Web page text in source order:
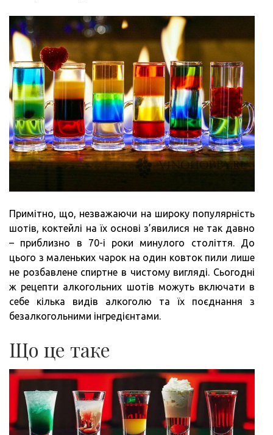
Примітно, що, незважаючи на широку популярність
шотів, коктейлі на їх основі з’явилися не так давно
– приблизно в 70-і роки минулого століття. До
цього з маленьких чарок на один ковток пили лише
не розбавлене спиртне в чистому вигляді. Сьогодні
ж рецепти алкогольних шотів можуть включати в
себе кілька видів алкоголю та їх поєднання з
безалкогольними інгредієнтами.
Що це таке